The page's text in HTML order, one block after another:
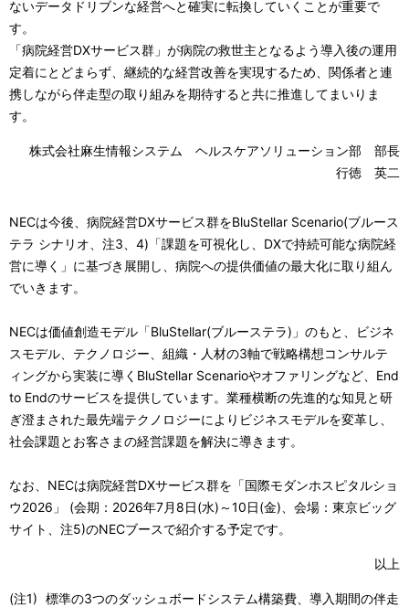
ないデータドリブンな経営へと確実に転換していくことが重要で
す。
「病院経営DXサービス群」が病院の救世主となるよう導入後の運用
定着にとどまらず、継続的な経営改善を実現するため、関係者と連
携しながら伴走型の取り組みを期待すると共に推進してまいりま
す。
株式会社麻生情報システム ヘルスケアソリューション部 部長
行徳 英二
NECは今後、病院経営DXサービス群をBluStellar Scenario(ブルース
テラ シナリオ、注3、4)「課題を可視化し、DXで持続可能な病院経
営に導く」に基づき展開し、病院への提供価値の最大化に取り組ん
でいきます。
NECは価値創造モデル「BluStellar(ブルーステラ)」のもと、ビジネ
スモデル、テクノロジー、組織・人材の3軸で戦略構想コンサルテ
ィングから実装に導くBluStellar Scenarioやオファリングなど、End
to Endのサービスを提供しています。業種横断の先進的な知見と研
ぎ澄まされた最先端テクノロジーによりビジネスモデルを変革し、
社会課題とお客さまの経営課題を解決に導きます。
なお、NECは病院経営DXサービス群を「国際モダンホスピタルショ
ウ2026」 (会期：2026年7月8日(水)～10日(金)、会場：東京ビッグ
サイト、注5)のNECブースで紹介する予定です。
以上
(注1) 標準の3つのダッシュボードシステム構築費、導入期間の伴走